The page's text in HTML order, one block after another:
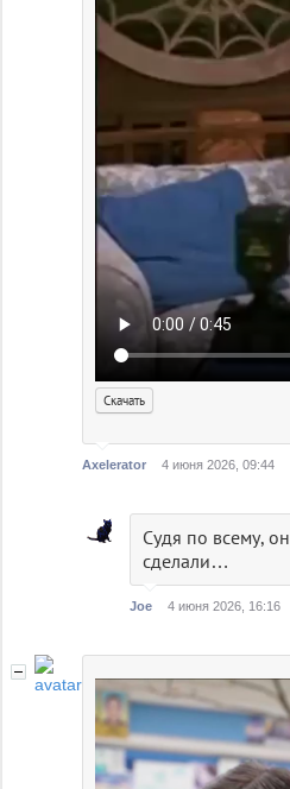
Скачать
Axelerator 4 июня 2026, 09:44
Судя по всему,
сделали…
Joe 4 июня 2026, 16:16